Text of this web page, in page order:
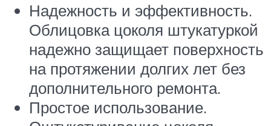
Надежность и эффективность.
Облицовка цоколя штукатуркой
надежно защищает поверхность
на протяжении долгих лет без
дополнительного ремонта.
Простое использование.